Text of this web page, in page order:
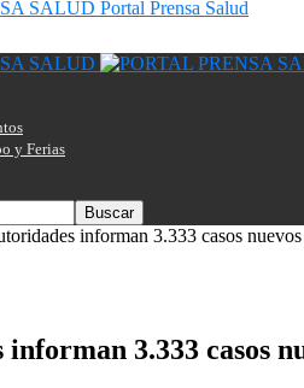
Portal Prensa Salud
y Ferias
informan 3.333 casos
3.333 casos